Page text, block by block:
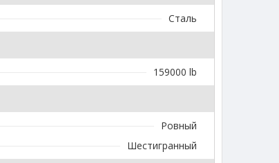
Сталь
159000 lb
Ровный
Шестигранный